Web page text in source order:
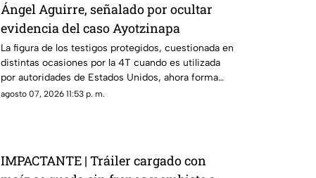
Ángel Aguirre, señalado por ocultar
evidencia del caso Ayotzinapa
La figura de los testigos protegidos, cuestionada en
distintas ocasiones por la 4T cuando es utilizada
por autoridades de Estados Unidos, ahora forma
parte de los elementos de la investigación contra el
agosto 07, 2026 11:53 p. m.
IMPACTANTE | Tráiler cargado con